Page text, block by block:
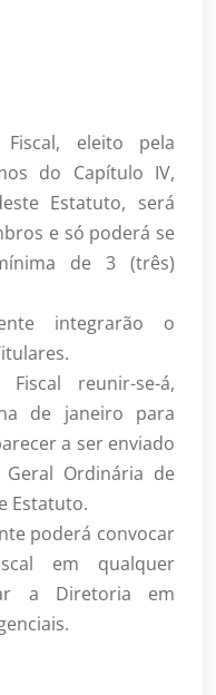
eleito pela
do Capítulo IV,
Estatuto, será
e só poderá se
de 3 (três)
integrarão o
reunir-se-á,
de janeiro para
a ser enviado
Geral Ordinária de
Estatuto.
poderá convocar
em qualquer
a Diretoria em